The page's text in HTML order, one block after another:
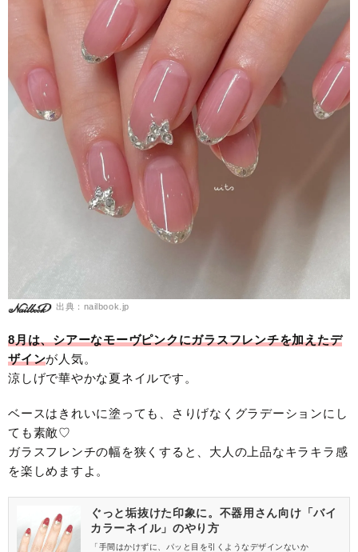
出典：nailbook.jp
8月は、シアーなモーヴピンクにガラスフレンチを加えたデ
ザインが人気。
涼しげで華やかな夏ネイルです。
ベースはきれいに塗っても、さりげなくグラデーションにし
ても素敵♡
ガラスフレンチの幅を狭くすると、大人の上品なキラキラ感
を楽しめますよ。
ぐっと垢抜けた印象に。不器用さん向け「バイ
カラーネイル」のやり方
「手間はかけずに、パッと目を引くようなデザインないか